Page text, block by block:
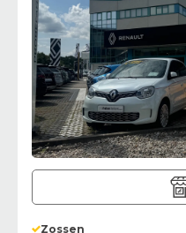
Zossen